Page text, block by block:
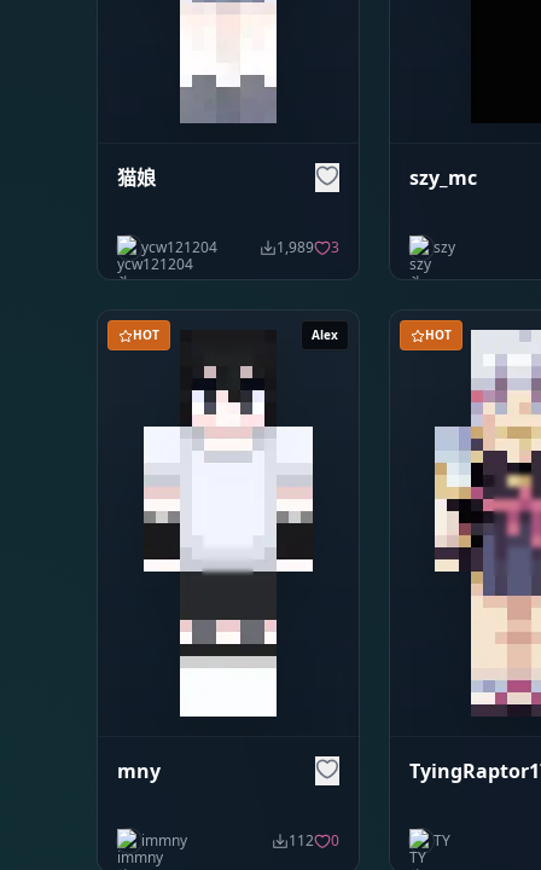
猫娘
ycw121204 1,989 3
szy_mc
szy
Alex
HOT
mny
immny 112 0
HOT
TY